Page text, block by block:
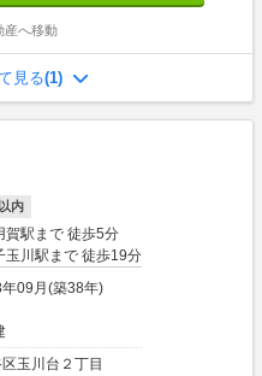
。≪スタッフ≫入居者の目線からどの
す。業界20年の経験者が全スタッ
が強みです。≪銀行≫金利1.6％～ご
低金利には取扱いできる物件指定が
デメリットもご参考ください。≪賃
せください。良質な費用面とサービ
室対策も、自信ある賃貸仲介ネット
望や希望、不安や問題をお聞かせい
説明いたします。そして、お客様の
一緒にご相談させてください。購入
りましょう。ご相談場所は、弊社で
もお気軽にお問合せ下さい。
産へ移動
見る(1)
内
賀駅まで 徒歩5分
玉川駅まで 徒歩19分
09月(築38年)
玉川台２丁目